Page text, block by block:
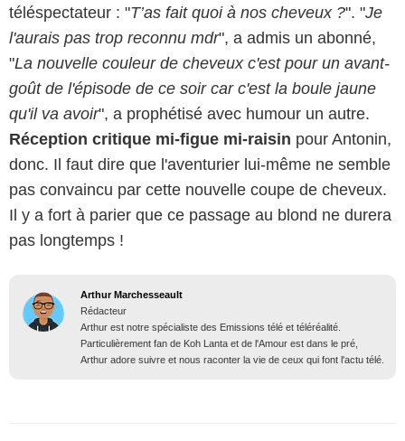
téléspectateur : "T’as fait quoi à nos cheveux ?". "Je
l'aurais pas trop reconnu mdr", a admis un abonné,
"La nouvelle couleur de cheveux c'est pour un avant-
goût de l'épisode de ce soir car c'est la boule jaune
qu'il va avoir", a prophétisé avec humour un autre.
Réception critique mi-figue mi-raisin pour Antonin,
donc. Il faut dire que l'aventurier lui-même ne semble
pas convaincu par cette nouvelle coupe de cheveux.
Il y a fort à parier que ce passage au blond ne durera
pas longtemps !
Arthur Marchesseault
Rédacteur
Arthur est notre spécialiste des Emissions télé et téléréalité.
Particulièrement fan de Koh Lanta et de l'Amour est dans le pré,
Arthur adore suivre et nous raconter la vie de ceux qui font l'actu télé.